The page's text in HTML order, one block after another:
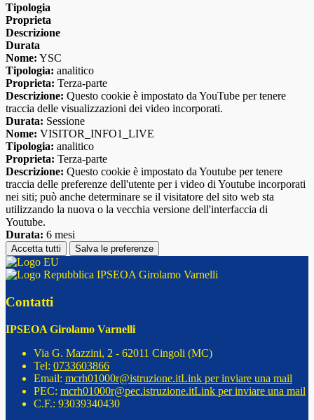
Tipologia
Proprieta
Descrizione
Durata
Nome: YSC
Tipologia: analitico
Proprieta: Terza-parte
Descrizione: Questo cookie è impostato da YouTube per tenere
traccia delle visualizzazioni dei video incorporati.
Durata: Sessione
Nome: VISITOR_INFO1_LIVE
Tipologia: analitico
Proprieta: Terza-parte
Descrizione: Questo cookie è impostato da Youtube per tenere
traccia delle preferenze dell'utente per i video di Youtube incorporati
nei siti; può anche determinare se il visitatore del sito web sta
utilizzando la nuova o la vecchia versione dell'interfaccia di
Youtube.
Durata: 6 mesi
Accetta tutti Salva le preferenze
IPSEOA Girolamo Varnelli
Contatti
IPSEOA Girolamo Varnelli
Via G. Mazzini, 2 - 62011 Cingoli (MC)
Tel: 0733603866
Email: mcrh01000r@istruzione.itLink per inviare una mail
PEC: mcrh01000r@pec.istruzione.itLink per inviare una mail
C.F.: 93039340430